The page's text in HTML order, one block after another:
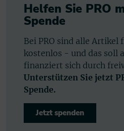
Helfen Sie PRO
Spende
Bei PRO sind alle Artikel
kostenlos - und das soll
finanziert sich durch
Unterstützen Sie jetzt
Spende.
Jetzt spenden